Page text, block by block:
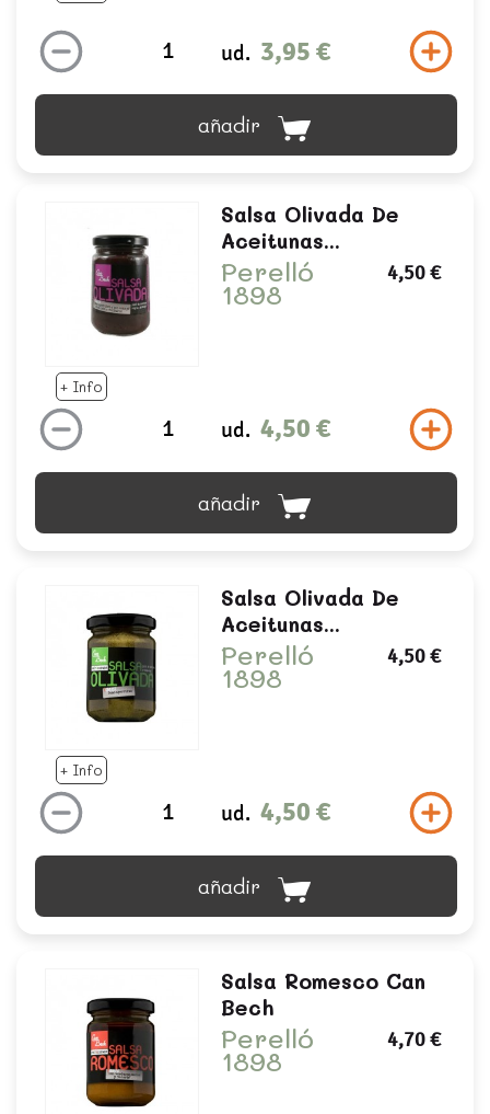
ud. 3,95 €
añadir
+ Info
Salsa Olivada De
Aceitunas...
Perelló
1898
4,50 €
ud. 4,50 €
añadir
+ Info
Salsa Olivada De
Aceitunas...
Perelló
1898
4,50 €
ud. 4,50 €
añadir
Salsa Romesco Can
Bech
Perelló
1898
4,70 €